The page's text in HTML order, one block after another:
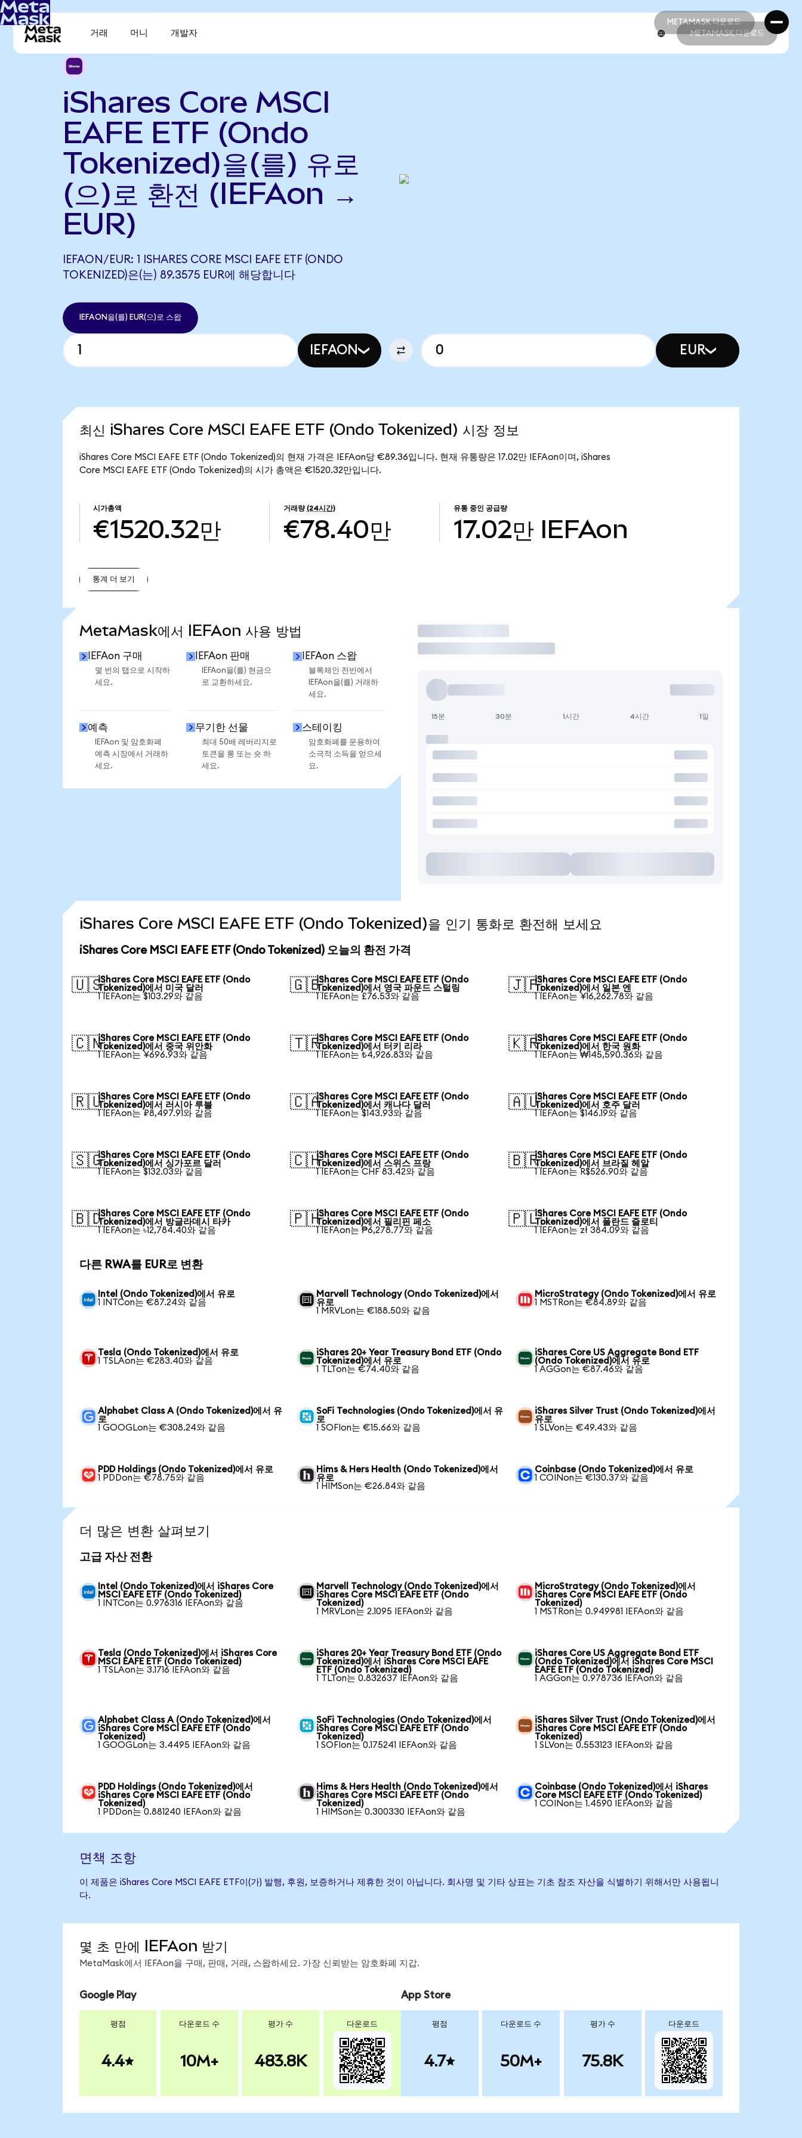
METAMASK 다운로드
METAMASK 다운로드
거래 머니 개발자 METAMASK 다운로드
iShares Core MSCI
EAFE ETF (Ondo
Tokenized)을(를) 유로
(으)로 환전 (IEFAon →
EUR)
IEFAON/EUR: 1 ISHARES CORE MSCI EAFE ETF (ONDO
TOKENIZED)은(는) 89.3575 EUR에 해당합니다
IEFAON을(를) EUR(으)로 스왑
IEFAON EUR
최신 iShares Core MSCI EAFE ETF (Ondo Tokenized) 시장 정보
iShares Core MSCI EAFE ETF (Ondo Tokenized)의 현재 가격은 IEFAon당 €89.36입니다. 현재 유통량은 17.02만 IEFAon이며, iShares
Core MSCI EAFE ETF (Ondo Tokenized)의 시가 총액은 €1520.32만입니다.
시가총액
€1520.32만
거래량 (24시간)
€78.40만
유통 중인 공급량
17.02만 IEFAon
통계 더 보기
MetaMask에서 IEFAon 사용 방법
IEFAon 구매
몇 번의 탭으로 시작하
세요.
IEFAon 판매
IEFAon을(를) 현금으
로 교환하세요.
IEFAon 스왑
블록체인 전반에서
IEFAon을(를) 거래하
세요.
예측
IEFAon 및 암호화폐
예측 시장에서 거래하
세요.
무기한 선물
최대 50배 레버리지로
토큰을 롱 또는 숏 하
세요.
스테이킹
암호화폐를 운용하여
소극적 소득을 얻으세
요.
거래
15분 30분 1시간 4시간 1일
iShares Core MSCI EAFE ETF (Ondo Tokenized)을 인기 통화로 환전해 보세요
iShares Core MSCI EAFE ETF (Ondo Tokenized) 오늘의 환전 가격
🇺🇸iShares Core MSCI EAFE ETF (Ondo
Tokenized)에서 미국 달러
1 IEFAon는 $103.29와 같음
🇬🇧iShares Core MSCI EAFE ETF (Ondo
Tokenized)에서 영국 파운드 스털링
1 IEFAon는 £76.53와 같음
🇯🇵iShares Core MSCI EAFE ETF (Ondo
Tokenized)에서 일본 엔
1 IEFAon는 ¥16,262.78와 같음
🇨🇳iShares Core MSCI EAFE ETF (Ondo
Tokenized)에서 중국 위안화
1 IEFAon는 ¥696.93와 같음
🇹🇷iShares Core MSCI EAFE ETF (Ondo
Tokenized)에서 터키 리라
1 IEFAon는 ₺4,926.83와 같음
🇰🇷iShares Core MSCI EAFE ETF (Ondo
Tokenized)에서 한국 원화
1 IEFAon는 ₩145,590.36와 같음
🇷🇺iShares Core MSCI EAFE ETF (Ondo
Tokenized)에서 러시아 루블
1 IEFAon는 ₽8,497.91와 같음
🇨🇦iShares Core MSCI EAFE ETF (Ondo
Tokenized)에서 캐나다 달러
1 IEFAon는 $143.93와 같음
🇦🇺iShares Core MSCI EAFE ETF (Ondo
Tokenized)에서 호주 달러
1 IEFAon는 $146.19와 같음
🇸🇬iShares Core MSCI EAFE ETF (Ondo
Tokenized)에서 싱가포르 달러
1 IEFAon는 $132.03와 같음
🇨🇭iShares Core MSCI EAFE ETF (Ondo
Tokenized)에서 스위스 프랑
1 IEFAon는 CHF 83.42와 같음
🇧🇷iShares Core MSCI EAFE ETF (Ondo
Tokenized)에서 브라질 헤알
1 IEFAon는 R$526.90와 같음
🇧🇩iShares Core MSCI EAFE ETF (Ondo
Tokenized)에서 방글라데시 타카
1 IEFAon는 ৳12,784.40와 같음
🇵🇭iShares Core MSCI EAFE ETF (Ondo
Tokenized)에서 필리핀 페소
1 IEFAon는 ₱6,278.77와 같음
🇵🇱iShares Core MSCI EAFE ETF (Ondo
Tokenized)에서 폴란드 즐로티
1 IEFAon는 zł 384.09와 같음
다른 RWA를 EUR로 변환
Intel (Ondo Tokenized)에서 유로
1 INTCon는 €87.24와 같음
Marvell Technology (Ondo Tokenized)에서
유로
1 MRVLon는 €188.50와 같음
MicroStrategy (Ondo Tokenized)에서 유로
1 MSTRon는 €84.89와 같음
Tesla (Ondo Tokenized)에서 유로
1 TSLAon는 €283.40와 같음
iShares 20+ Year Treasury Bond ETF (Ondo
Tokenized)에서 유로
1 TLTon는 €74.40와 같음
iShares Core US Aggregate Bond ETF
(Ondo Tokenized)에서 유로
1 AGGon는 €87.46와 같음
Alphabet Class A (Ondo Tokenized)에서 유
로
1 GOOGLon는 €308.24와 같음
SoFi Technologies (Ondo Tokenized)에서 유
로
1 SOFIon는 €15.66와 같음
iShares Silver Trust (Ondo Tokenized)에서
유로
1 SLVon는 €49.43와 같음
PDD Holdings (Ondo Tokenized)에서 유로
1 PDDon는 €78.75와 같음
Hims & Hers Health (Ondo Tokenized)에서
유로
1 HIMSon는 €26.84와 같음
Coinbase (Ondo Tokenized)에서 유로
1 COINon는 €130.37와 같음
더 많은 변환 살펴보기
고급 자산 전환
Intel (Ondo Tokenized)에서 iShares Core
MSCI EAFE ETF (Ondo Tokenized)
1 INTCon는 0.976316 IEFAon와 같음
Marvell Technology (Ondo Tokenized)에서
iShares Core MSCI EAFE ETF (Ondo
Tokenized)
1 MRVLon는 2.1095 IEFAon와 같음
MicroStrategy (Ondo Tokenized)에서
iShares Core MSCI EAFE ETF (Ondo
Tokenized)
1 MSTRon는 0.949981 IEFAon와 같음
Tesla (Ondo Tokenized)에서 iShares Core
MSCI EAFE ETF (Ondo Tokenized)
1 TSLAon는 3.1716 IEFAon와 같음
iShares 20+ Year Treasury Bond ETF (Ondo
Tokenized)에서 iShares Core MSCI EAFE
ETF (Ondo Tokenized)
1 TLTon는 0.832637 IEFAon와 같음
iShares Core US Aggregate Bond ETF
(Ondo Tokenized)에서 iShares Core MSCI
EAFE ETF (Ondo Tokenized)
1 AGGon는 0.978736 IEFAon와 같음
Alphabet Class A (Ondo Tokenized)에서
iShares Core MSCI EAFE ETF (Ondo
Tokenized)
1 GOOGLon는 3.4495 IEFAon와 같음
SoFi Technologies (Ondo Tokenized)에서
iShares Core MSCI EAFE ETF (Ondo
Tokenized)
1 SOFIon는 0.175241 IEFAon와 같음
iShares Silver Trust (Ondo Tokenized)에서
iShares Core MSCI EAFE ETF (Ondo
Tokenized)
1 SLVon는 0.553123 IEFAon와 같음
PDD Holdings (Ondo Tokenized)에서
iShares Core MSCI EAFE ETF (Ondo
Tokenized)
1 PDDon는 0.881240 IEFAon와 같음
Hims & Hers Health (Ondo Tokenized)에서
iShares Core MSCI EAFE ETF (Ondo
Tokenized)
1 HIMSon는 0.300330 IEFAon와 같음
Coinbase (Ondo Tokenized)에서 iShares
Core MSCI EAFE ETF (Ondo Tokenized)
1 COINon는 1.4590 IEFAon와 같음
면책 조항
이 제품은 iShares Core MSCI EAFE ETF이(가) 발행, 후원, 보증하거나 제휴한 것이 아닙니다. 회사명 및 기타 상표는 기초 참조 자산을 식별하기 위해서만 사용됩니
다.
몇 초 만에 IEFAon 받기
MetaMask에서 IEFAon을 구매, 판매, 거래, 스왑하세요. 가장 신뢰받는 암호화폐 지갑.
Google Play
평점
4.4
다운로드 수
10M+
평가 수
483.8K
다운로드
App Store
평점
4.7
다운로드 수
50M+
평가 수
75.8K
다운로드